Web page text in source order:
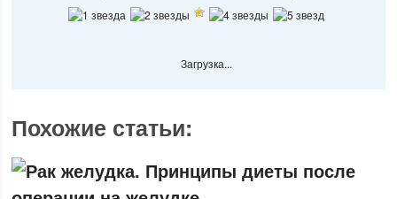
Загрузка...
Похожие статьи: